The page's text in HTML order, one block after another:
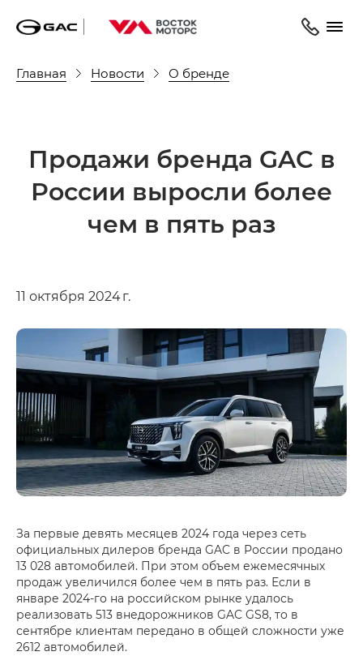
Главная Новости О бренде
Продажи бренда GAC в
России выросли более
чем в пять раз
11 октября 2024 г.
За первые девять месяцев 2024 года через сеть
официальных дилеров бренда GAC в России продано
13 028 автомобилей. При этом объем ежемесячных
продаж увеличился более чем в пять раз. Если в
январе 2024-го на российском рынке удалось
реализовать 513 внедорожников GAC GS8, то в
сентябре клиентам передано в общей сложности уже
2612 автомобилей.